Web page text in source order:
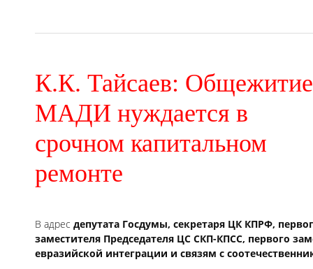
К.К. Тайсаев: Общежитие
МАДИ нуждается в
срочном капитальном
ремонте
В адрес депутата Госдумы, секретаря ЦК КПРФ,
заместителя Председателя ЦС СКП-КПСС, первого
евразийской интеграции и связям с